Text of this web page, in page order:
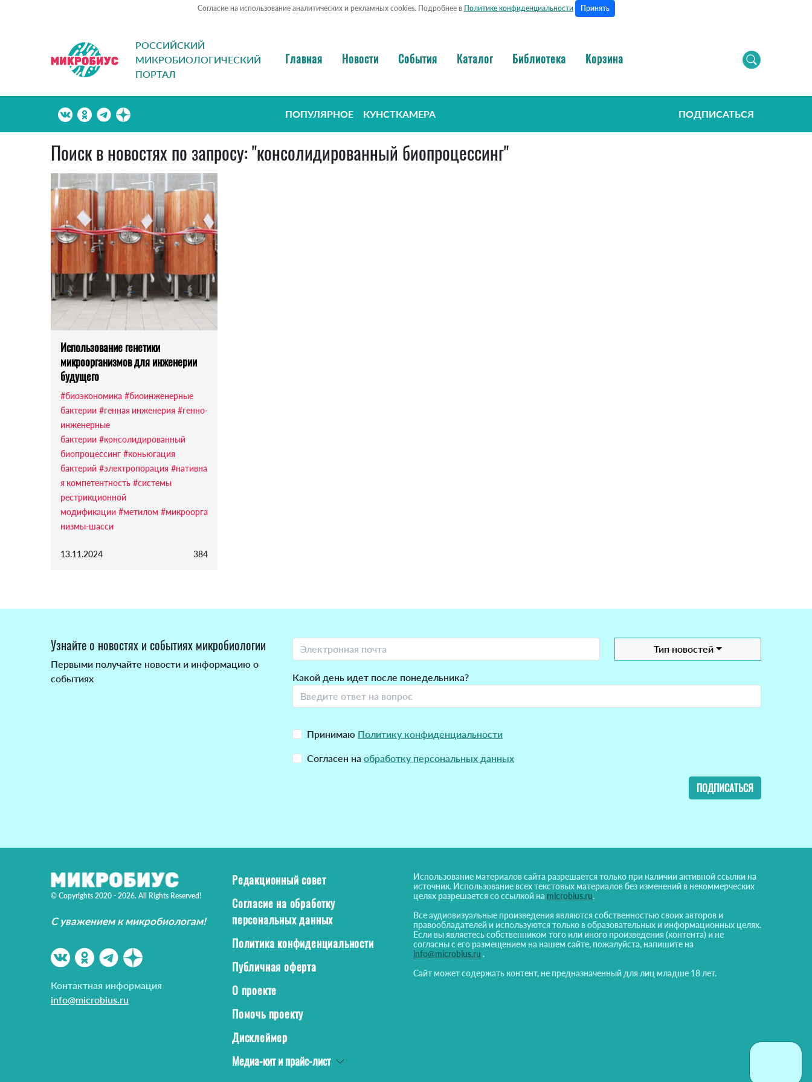
Согласие на использование аналитических и рекламных cookies. Подробнее в Политике конфиденциальности Принять
РОССИЙСКИЙ
МИКРОБИОЛОГИЧЕСКИЙ
ПОРТАЛ
Главная Новости События Каталог Библиотека Корзина
ПОПУЛЯРНОЕ КУНСТКАМЕРА ПОДПИСАТЬСЯ
Поиск в новостях по запросу: "консолидированный биопроцессинг"
Использование генетики
микроорганизмов для инженерии
будущего
#биоэкономика #биоинженерные
бактерии #генная инженерия #генно-
инженерные
бактерии #консолидированный
биопроцессинг #коньюгация
бактерий #электропорация #нативна
я компетентность #системы
рестрикционной
модификации #метилом #микроорга
низмы-шасси
13.11.2024 384
Узнайте о новостях и событиях микробиологии
Первыми получайте новости и информацию о
событиях
Тип новостей
Какой день идет после понедельника?
Принимаю Политику конфиденциальности
Согласен на обработку персональных данных
ПОДПИСАТЬСЯ
© Copyrights 2020 - 2026. All Rights Reserved!
С уважением к микробиологам!
Контактная информация
info@microbius.ru
Редакционный совет
Согласие на обработку
персональных данных
Политика конфиденциальности
Публичная оферта
О проекте
Помочь проекту
Дисклеймер
Медиа-кит и прайс-лист
Использование материалов сайта разрешается только при наличии активной ссылки на
источник. Использование всех текстовых материалов без изменений в некоммерческих
целях разрешается со ссылкой на microbius.ru.
Все аудиовизуальные произведения являются собственностью своих авторов и
правообладателей и используются только в образовательных и информационных целях.
Если вы являетесь собственником того или иного произведения (контента) и не
согласны с его размещением на нашем сайте, пожалуйста, напишите на
info@microbius.ru .
Сайт может содержать контент, не предназначенный для лиц младше 18 лет.